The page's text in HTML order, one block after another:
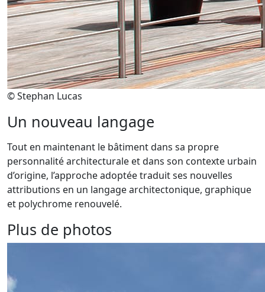
© Stephan Lucas
Un nouveau langage
Tout en maintenant le bâtiment dans sa propre
personnalité architecturale et dans son contexte urbain
d’origine, l’approche adoptée traduit ses nouvelles
attributions en un langage architectonique, graphique
et polychrome renouvelé.
Plus de photos